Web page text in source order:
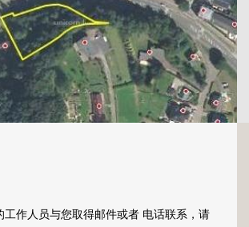
工作人员与您取得邮件或者 电话联系，请